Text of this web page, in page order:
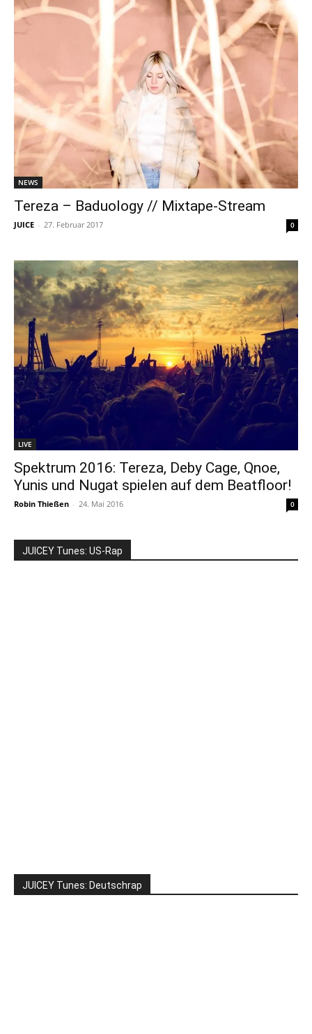
NEWS
Tereza – Baduology // Mixtape-Stream
JUICE - 27. Februar 2017 0
LIVE
Spektrum 2016: Tereza, Deby Cage, Qnoe,
Yunis und Nugat spielen auf dem Beatfloor!
Robin Thießen - 24. Mai 2016 0
JUICEY Tunes: US-Rap
JUICEY Tunes: Deutschrap